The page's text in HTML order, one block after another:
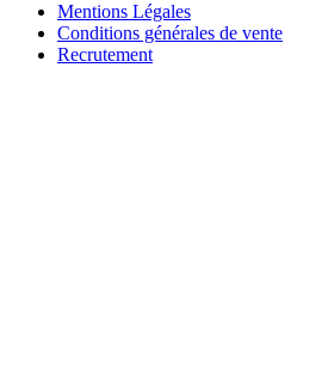
Mentions Légales
Conditions générales de vente
Recrutement